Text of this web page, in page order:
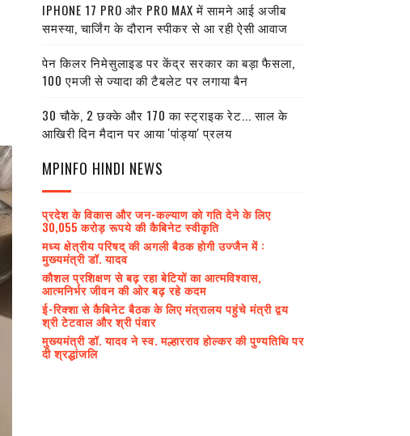
IPHONE 17 PRO और PRO MAX में सामने आई अजीब
समस्या, चार्जिंग के दौरान स्पीकर से आ रही ऐसी आवाज
पेन किलर निमेसुलाइड पर केंद्र सरकार का बड़ा फैसला,
100 एमजी से ज्यादा की टैबलेट पर लगाया बैन
30 चौके, 2 छक्के और 170 का स्ट्राइक रेट... साल के
आखिरी दिन मैदान पर आया 'पांड्या' प्रलय
MPINFO HINDI NEWS
प्रदेश के विकास और जन-कल्याण को गति देने के लिए
30,055 करोड़ रूपये की कैबिनेट स्वीकृति
मध्य क्षेत्रीय परिषद् की अगली बैठक होगी उज्जैन में :
मुख्यमंत्री डॉ. यादव
कौशल प्रशिक्षण से बढ़ रहा बेटियों का आत्मविश्वास,
आत्मनिर्भर जीवन की ओर बढ़ रहे कदम
ई-रिक्शा से कैबिनेट बैठक के लिए मंत्रालय पहुंचे मंत्री द्वय
श्री टेटवाल और श्री पंवार
मुख्यमंत्री डॉ. यादव ने स्व. मल्हारराव होल्कर की पुण्यतिथि पर
दी श्रद्धांजलि